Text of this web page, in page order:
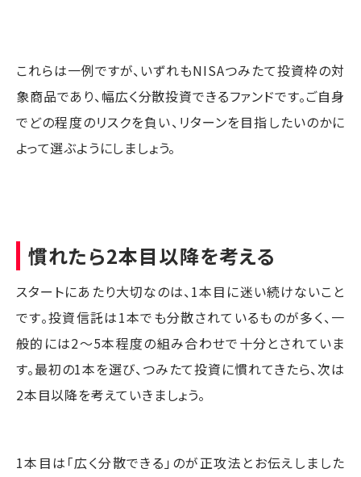
これらは一例ですが、いずれもNISAつみたて投資枠の対
象商品であり、幅広く分散投資できるファンドです。ご自身
でどの程度のリスクを負い、リターンを目指したいのかに
よって選ぶようにしましょう。
慣れたら2本目以降を考える
スタートにあたり大切なのは、1本目に迷い続けないこと
です。投資信託は1本でも分散されているものが多く、一
般的には2～5本程度の組み合わせで十分とされていま
す。最初の1本を選び、つみたて投資に慣れてきたら、次は
2本目以降を考えていきましょう。
1本目は「広く分散できる」のが正攻法とお伝えしました